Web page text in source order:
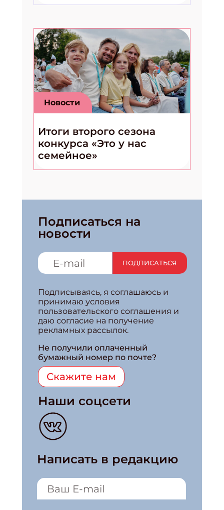
Новости
Итоги второго сезона
конкурса «Это у нас
семейное»
Подписаться на
новости
ПОДПИСАТЬСЯ
Подписываясь, я соглашаюсь и
принимаю условия
пользовательского соглашения и
даю согласие на получение
рекламных рассылок.
Не получили оплаченный
бумажный номер по почте?
Скажите нам
Наши соцсети
Написать в редакцию